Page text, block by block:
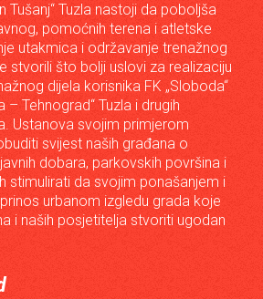
Tušanj“ Tuzla nastoji da poboljša
pomoćnih terena i atletske
utakmica i održavanje trenažnog
stvorili što bolji uslovi za realizaciju
dijela korisnika FK „Sloboda“
– Tehnograd“ Tuzla i drugih
Ustanova svojim primjerom
svijest naših građana o
dobara, parkovskih površina i
stimulirati da svojim ponašanjem i
urbanom izgledu grada koje
i naših posjetitelja stvoriti ugodan